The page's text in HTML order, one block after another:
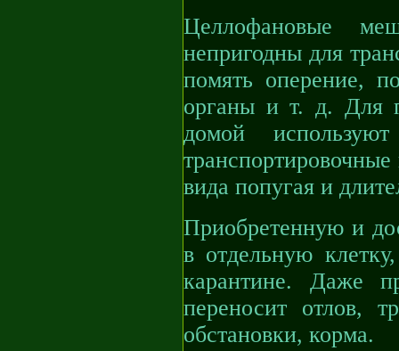
Целлофановые
непригодны для
помять оперение,
органы и т. д. Для
домой
вида попугая и
Приобретенную и
в отдельную
карантине. Даже
переносит отлов,
обстановки, корма.